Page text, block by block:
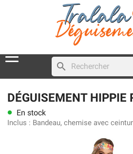
search
DÉGUISEMENT HIPPIE
lens En stock
Inclus : Bandeau, chemise avec